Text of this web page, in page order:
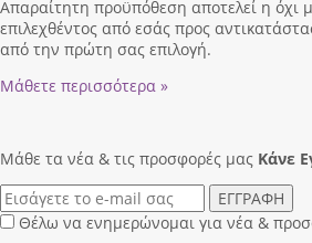
Απαραίτητη προϋπόθεση αποτελεί η όχι
επιλεχθέντος από εσάς προς
από την πρώτη σας επιλογή.
Μάθετε περισσότερα »
Μάθε τα νέα & τις προσφορές μας Κάνε
ΕΓΓΡΑΦΗ
Θέλω να ενημερώνομαι για νέα &